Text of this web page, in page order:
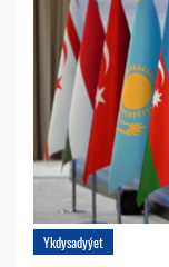
Ykdysadyýet